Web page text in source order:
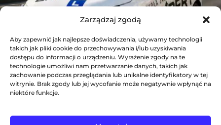
Zarządzaj zgodą
Aby zapewnić jak najlepsze doświadczenia, używamy technologii
takich jak pliki cookie do przechowywania i/lub uzyskiwania
dostępu do informacji o urządzeniu. Wyrażenie zgody na te
technologie umożliwi nam przetwarzanie danych, takich jak
zachowanie podczas przeglądania lub unikalne identyfikatory w tej
witrynie. Brak zgody lub jej wycofanie może negatywnie wpłynąć na
niektóre funkcje.